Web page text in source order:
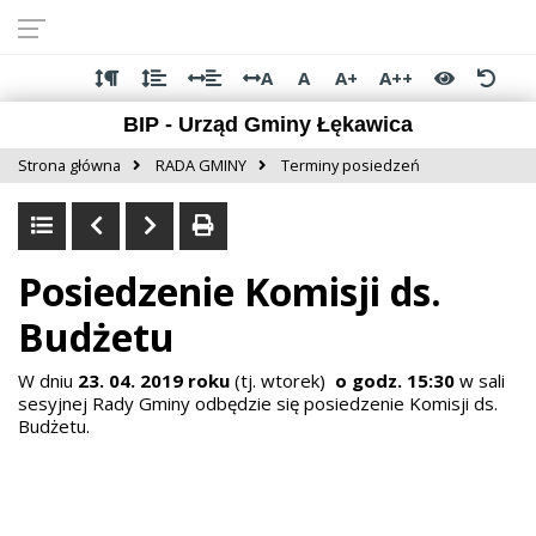
dostępności
głównej
treści
menu
stopki
A A A+
A++
BIP - Urząd Gminy Łękawica
Strona główna RADA GMINY Terminy posiedzeń
Posiedzenie Komisji ds.
Budżetu
W dniu 23. 04. 2019 roku (tj. wtorek) o godz. 15:30 w sali
sesyjnej Rady Gminy odbędzie się posiedzenie Komisji ds.
Budżetu.